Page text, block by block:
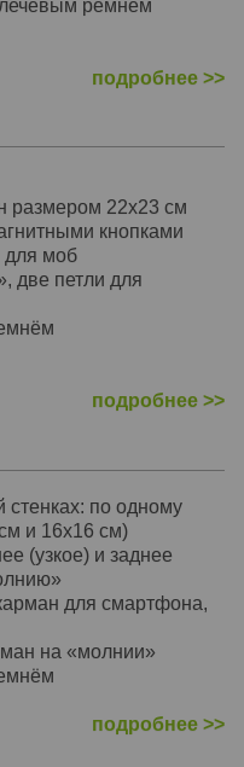
ремнем
подробнее >>
размером 22х23 см
кнопками
для моб
две петли для
подробнее >>
по одному
и 16х16 см)
(узкое) и заднее
для смартфона,
на «молнии»
подробнее >>